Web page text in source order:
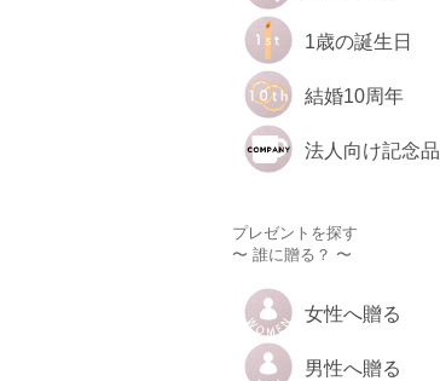
1歳の誕生日
結婚10周年
法人向け記念品
プレゼントを探す
〜 誰に贈る？ 〜
女性へ贈る
男性へ贈る